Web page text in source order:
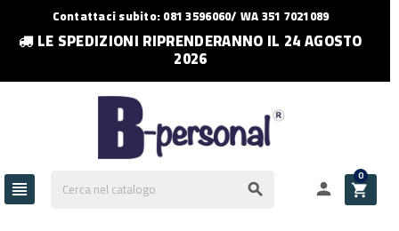
Contattaci subito: 081 3596060/ WA 351 7021089
LE SPEDIZIONI RIPRENDERANNO IL 24 AGOSTO
2026
   
0